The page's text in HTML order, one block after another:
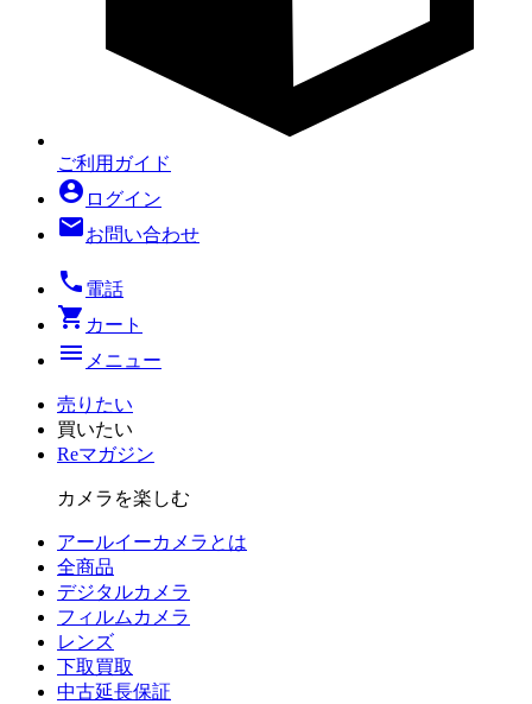
ご利用ガイド
account_circle ログイン
mailお問い合わせ
local_phone 電話
shopping_cart カート
menu メニュー
売りたい
買いたい
Reマガジン
カメラを楽しむ
アールイーカメラとは
全商品
デジタルカメラ
フィルム カメラ
レンズ
下取買取
中古延長保証